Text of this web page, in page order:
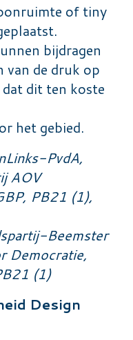
of tiny
bijdragen
van de druk op
dit ten koste
het gebied.
PvdA,
AOV
PB21 (1),
Beemster
Democratie,
(1)
Design